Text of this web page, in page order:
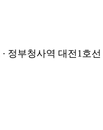
· 정부청사역 대전1호선